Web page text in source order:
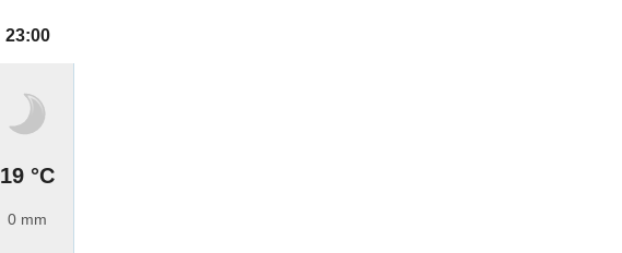
23:00
19 °C
0 mm